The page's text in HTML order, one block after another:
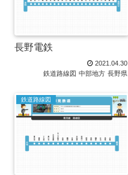
長野電鉄
2021.04.30
鉄道路線図 中部地方 長野県
鉄道路線図